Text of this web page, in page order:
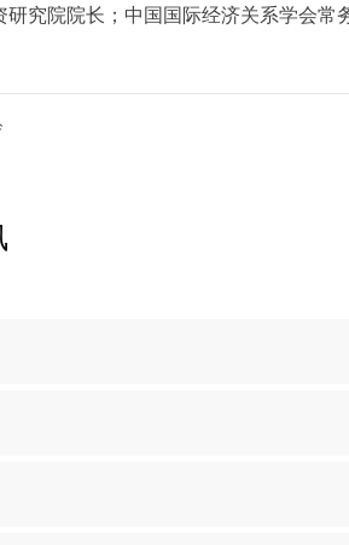
研究院院长；中国国际经济关系学会